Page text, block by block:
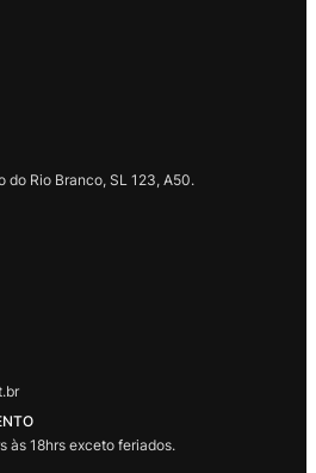
do Rio Branco, SL 123, A50.
às 18hrs exceto feriados.